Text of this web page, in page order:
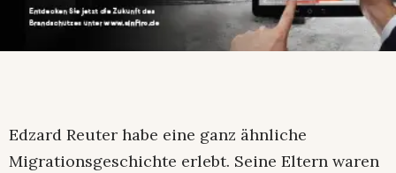
Edzard Reuter habe eine ganz ähnliche
Migrationsgeschichte erlebt. Seine Eltern waren